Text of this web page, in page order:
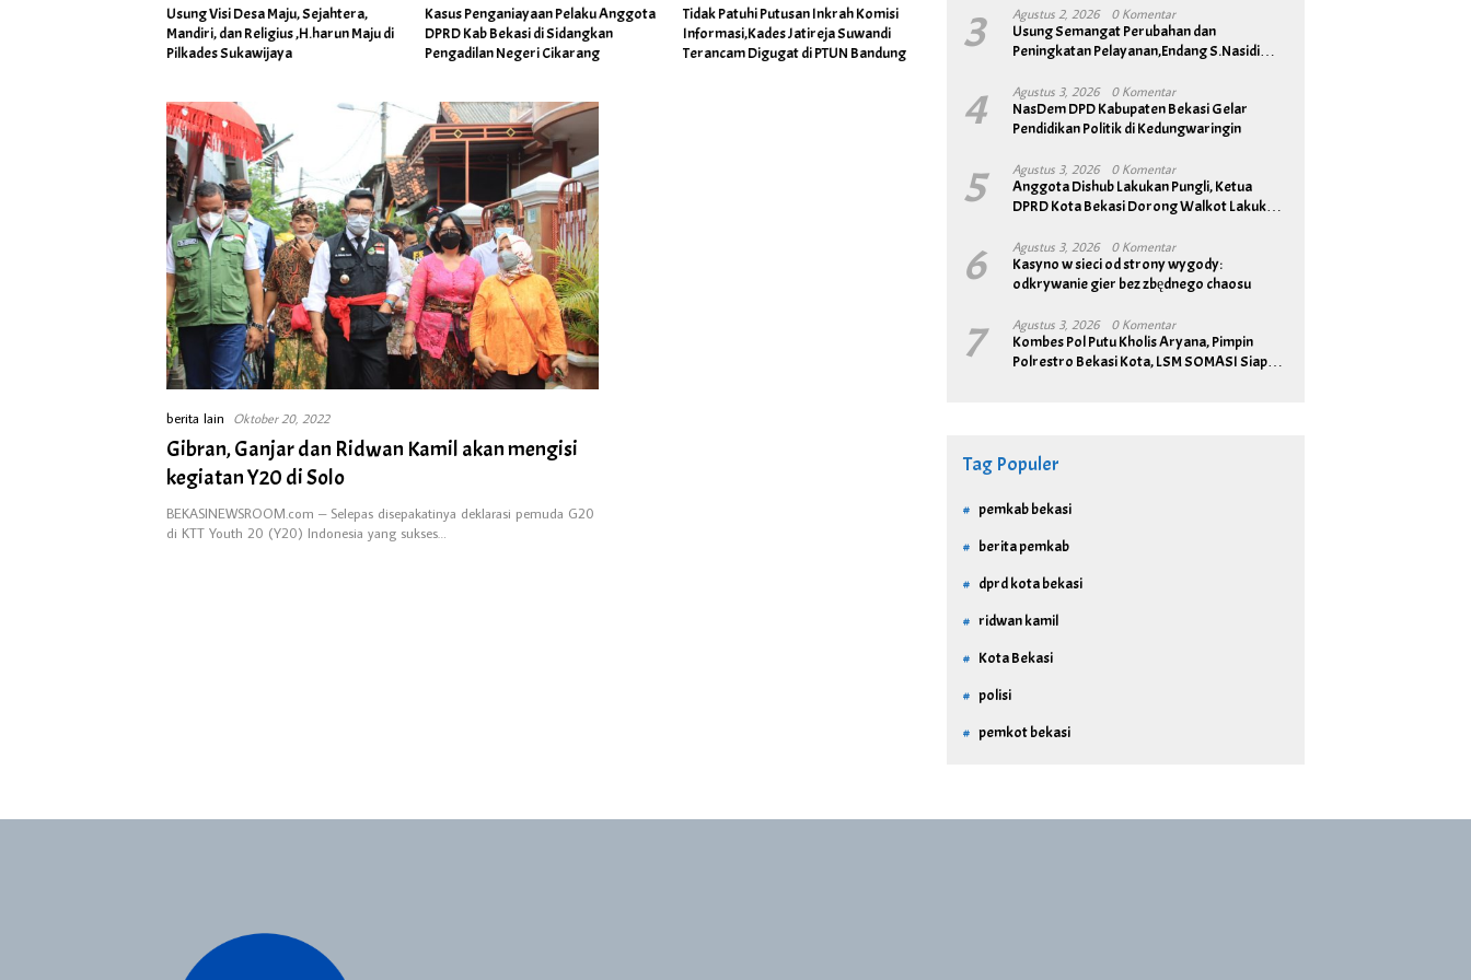
Usung Visi Desa Maju, Sejahtera,
Mandiri, dan Religius ,H.harun Maju di
Pilkades Sukawijaya
Kasus Penganiayaan Pelaku Anggota
DPRD Kab Bekasi di Sidangkan
Pengadilan Negeri Cikarang
Tidak Patuhi Putusan Inkrah Komisi
Informasi,Kades Jatireja Suwandi
Terancam Digugat di PTUN Bandung
Ribuan Warga Antar Sumardi Daftar
Pilkades Karangmukti Untuk
Melanjutkan 2 Periode
Gelar Pendidikan Politik di
Kedungwaringin
berita lain Oktober 20, 2022
Gibran, Ganjar dan Ridwan Kamil akan mengisi
kegiatan Y20 di Solo
BEKASINEWSROOM.com – Selepas disepakatinya deklarasi pemuda G20
di KTT Youth 20 (Y20) Indonesia yang sukses…
3 Agustus 2, 2026 0 Komentar
Usung Semangat Perubahan dan
Peningkatan Pelayanan,Endang S.Nasidi
4 Agustus 3, 2026 0 Komentar
NasDem DPD Kabupaten Bekasi Gelar
Pendidikan Politik di Kedungwaringin
5 Agustus 3, 2026 0 Komentar
Anggota Dishub Lakukan Pungli, Ketua
DPRD Kota Bekasi Dorong Walkot Lakukan
6 Agustus 3, 2026 0 Komentar
Kasyno w sieci od strony wygody:
odkrywanie gier bez zbędnego chaosu
7 Agustus 3, 2026 0 Komentar
Kombes Pol Putu Kholis Aryana, Pimpin
Polrestro Bekasi Kota, LSM SOMASI Siap
Tag Populer
pemkab bekasi
berita pemkab
dprd kota bekasi
ridwan kamil
Kota Bekasi
polisi
pemkot bekasi